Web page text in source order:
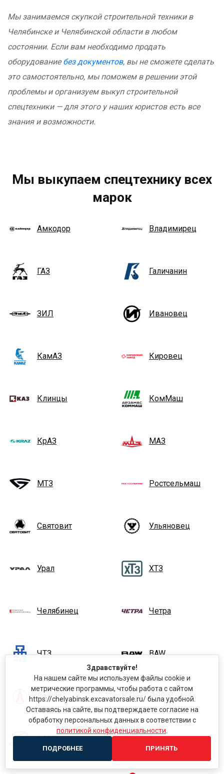
Мы занимаемся скупкой строительной техники в
Челябинске и Челябинской области в любом
состоянии. Если вам необходимо продать
оборудованиебез документов, вы не сможете сделать
это самостоятельно, мы поможем в решении этой
проблемы и организуем выкуп строительной
спецтехники — для этого у наших юристов есть все
знания и возможности.
Мы выкупаем спецтехнику всех
марок
Амкодор Владимирец
ГАЗ Галичанин
ЗИЛ Ивановец
КамАЗ Кировец
Клинцы КомМаш
КрАЗ МАЗ
МТЗ Ростсельмаш
Святовит Ульяновец
Урал ХТЗ
Челябинец Четра
ЧТЗ BAW
BeiBen Bobcat
CAMC Cargador
Здравствуйте!
На нашем сайте мы используем файлы cookie и
метрические программы, чтобы работа с сайтом
https://chelyabinsk.excavatorsale.ru/ была удобной.
Оставаясь на сайте, вы подтверждаете согласие на
обработку персональных данных в соответствии с
политикой конфиденциальности
ПОДРОБНЕЕ ПРИНЯТЬ